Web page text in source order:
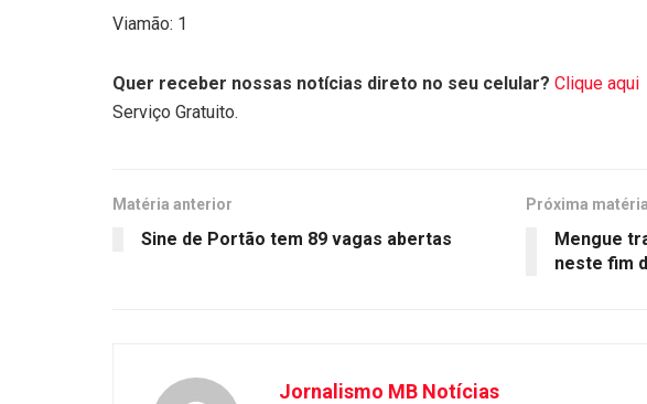
Viamão: 1
Quer receber nossas notícias direto no seu celular? Clique aqui
Serviço Gratuito.
Matéria anterior
Sine de Portão tem 89 vagas abertas
Próxima matéria
Mengue
neste fim
Jornalismo MB Notícias